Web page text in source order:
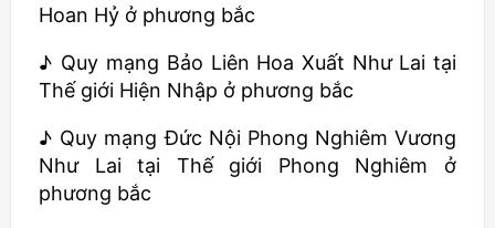
Hoan Hỷ ở phương bắc
♪ Quy mạng Bảo Liên Hoa Xuất Như Lai tại
Thế giới Hiện Nhập ở phương bắc
♪ Quy mạng Đức Nội Phong Nghiêm Vương
Như Lai tại Thế giới Phong Nghiêm ở
phương bắc